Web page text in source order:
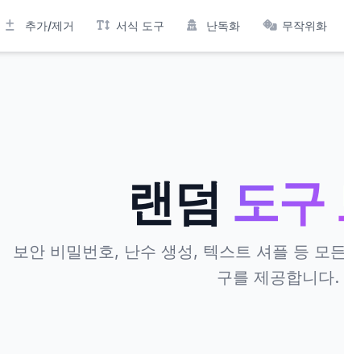
추가/제거 서식 도구 난독화 무작위화
랜덤 도구
보안 비밀번호, 난수 생성, 텍스트 셔플 등 모
구를 제공합니다.